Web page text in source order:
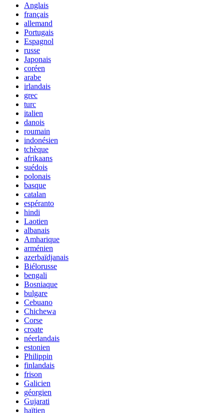
Anglais
français
allemand
Portugais
Espagnol
russe
Japonais
coréen
arabe
irlandais
grec
turc
italien
danois
roumain
indonésien
tchèque
afrikaans
suédois
polonais
basque
catalan
espéranto
hindi
Laotien
albanais
Amharique
arménien
azerbaïdjanais
Biélorusse
bengali
Bosniaque
bulgare
Cebuano
Chichewa
Corse
croate
néerlandais
estonien
Philippin
finlandais
frison
Galicien
géorgien
Gujarati
haïtien